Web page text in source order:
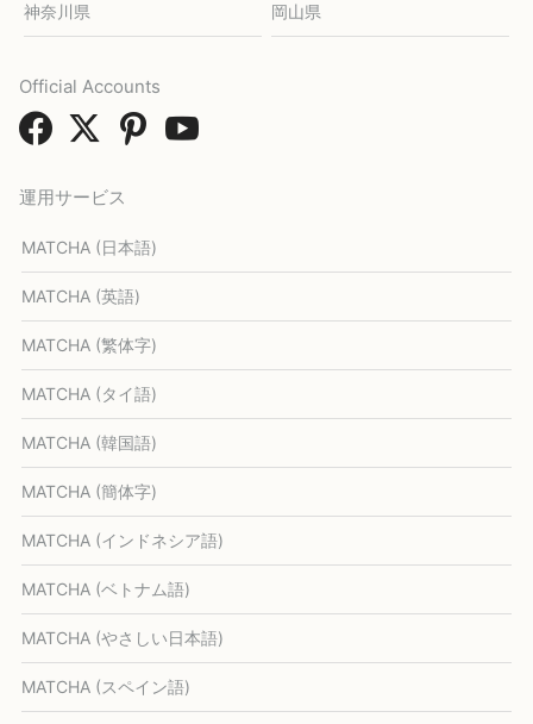
神奈川県 岡山県
運用サービス
MATCHA (日本語)
MATCHA (英語)
MATCHA (繁体字)
MATCHA (タイ語)
MATCHA (韓国語)
MATCHA (簡体字)
MATCHA (インドネシア語)
MATCHA (ベトナム語)
MATCHA (やさしい日本語)
MATCHA (スペイン語)
Official Accounts